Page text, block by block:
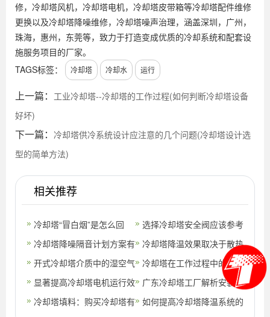
修，冷却塔风机，冷却塔电机，冷却塔皮带箱等冷却塔配件维修
更换以及冷却塔降噪维修，冷却塔噪声治理，涵盖深圳，广州，
珠海，惠州，东莞等，致力于打造变成优质的冷却系统和配套设
施服务项目的厂家。
TAGS标签：
冷却塔 冷却水 运行
上一篇： 工业冷却塔--冷却塔的工作过程(如何判断冷却塔设备
好坏)
下一篇： 冷却塔供冷系统设计应注意的几个问题(冷却塔设计选
型的简单方法)
相关推荐
冷却塔“冒白烟”是怎么回
事？
选择冷却塔安全阀应该参考
哪几点?(冷却塔型式各代表
什么意
冷却塔降噪隔音计划方案有
什么？(有效的冷却塔降噪
隔音找哪家
冷却塔降温效果取决于散热
片、风机风量(冷却塔冬天
蒸发量)
开式冷却塔介质中的湿空气
详细说明(横流开式冷却塔
原理图)
冷却塔在工作过程中的热力
计算基本方法
显著提高冷却塔电机运行效
率的可行办法
广东冷却塔工厂解析安装标
准(冷却塔安装参数)
冷却塔填料：购买冷却塔有 如何提高冷却塔降温系统的